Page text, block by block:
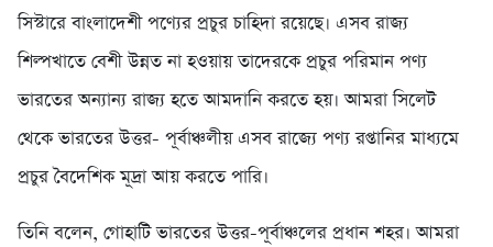
সিস্টারে বাংলাদেশী পণ্যের প্রচুর চাহিদা রয়েছে। এসব রাজ্য
শিল্পখাতে বেশী উন্নত না হওয়ায় তাদেরকে প্রচুর পরিমান পণ্য
ভারতের অন্যান্য রাজ্য হতে আমদানি করতে হয়। আমরা সিলেট
থেকে ভারতের উত্তর- পূর্বাঞ্চলীয় এসব রাজ্যে পণ্য রপ্তানির মাধ্যমে
প্রচুর বৈদেশিক মূদ্রা আয় করতে পারি।
তিনি বলেন, গোহাটি ভারতের উত্তর-পূর্বাঞ্চলের প্রধান শহর। আমরা